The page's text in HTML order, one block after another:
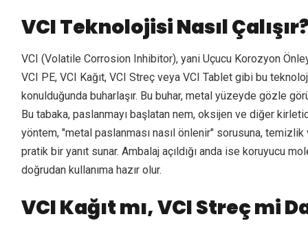
VCI Teknolojisi Nasıl
VCI (Volatile Corrosion Inhibitor), yani Uçucu Korozyon
VCI PE, VCI Kağıt, VCI Streç veya VCI Tablet gibi bu
konulduğunda buharlaşır. Bu buhar, metal yüzeyde gözle
Bu tabaka, paslanmayı başlatan nem, oksijen ve diğer
yöntem, "metal paslanması nasıl önlenir" sorusuna,
pratik bir yanıt sunar. Ambalaj açıldığı anda ise koruyucu
doğrudan kullanıma hazır olur.
VCI Kağıt mı, VCI Streç mi